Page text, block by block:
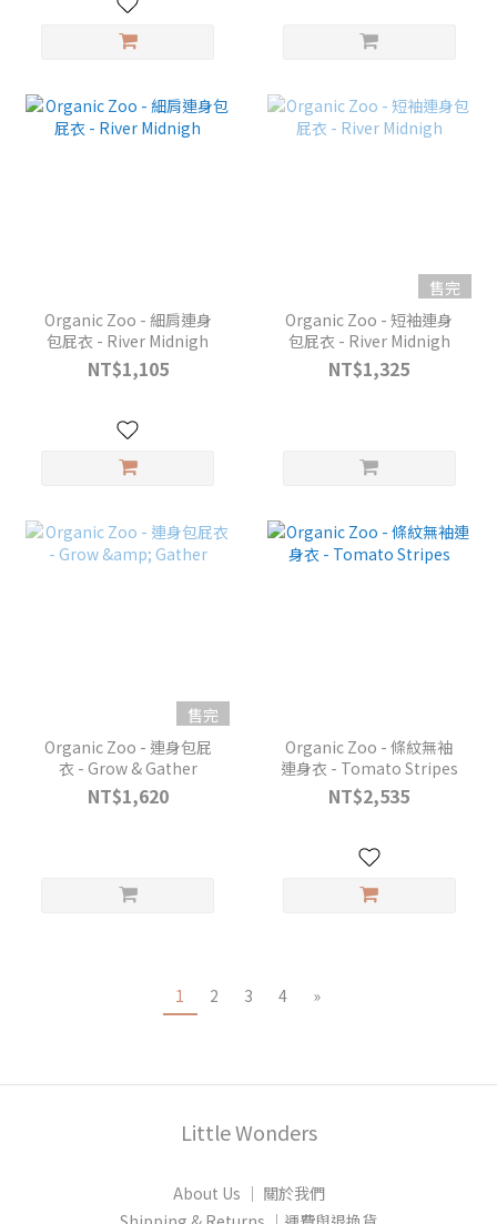
Organic Zoo - 細肩連身
包屁衣 - River Midnigh
NT$1,105
售完
Organic Zoo - 短袖連身
包屁衣 - River Midnigh
NT$1,325
售完
Organic Zoo - 連身包屁
衣 - Grow & Gather
NT$1,620
Organic Zoo - 條紋無袖
連身衣 - Tomato Stripes
NT$2,535
1 2 3 4 »
Little Wonders
About Us │ 關於我們